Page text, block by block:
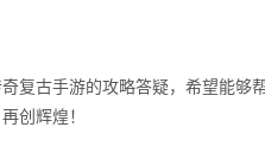
复古手游的攻略答疑，希望能够
创辉煌！